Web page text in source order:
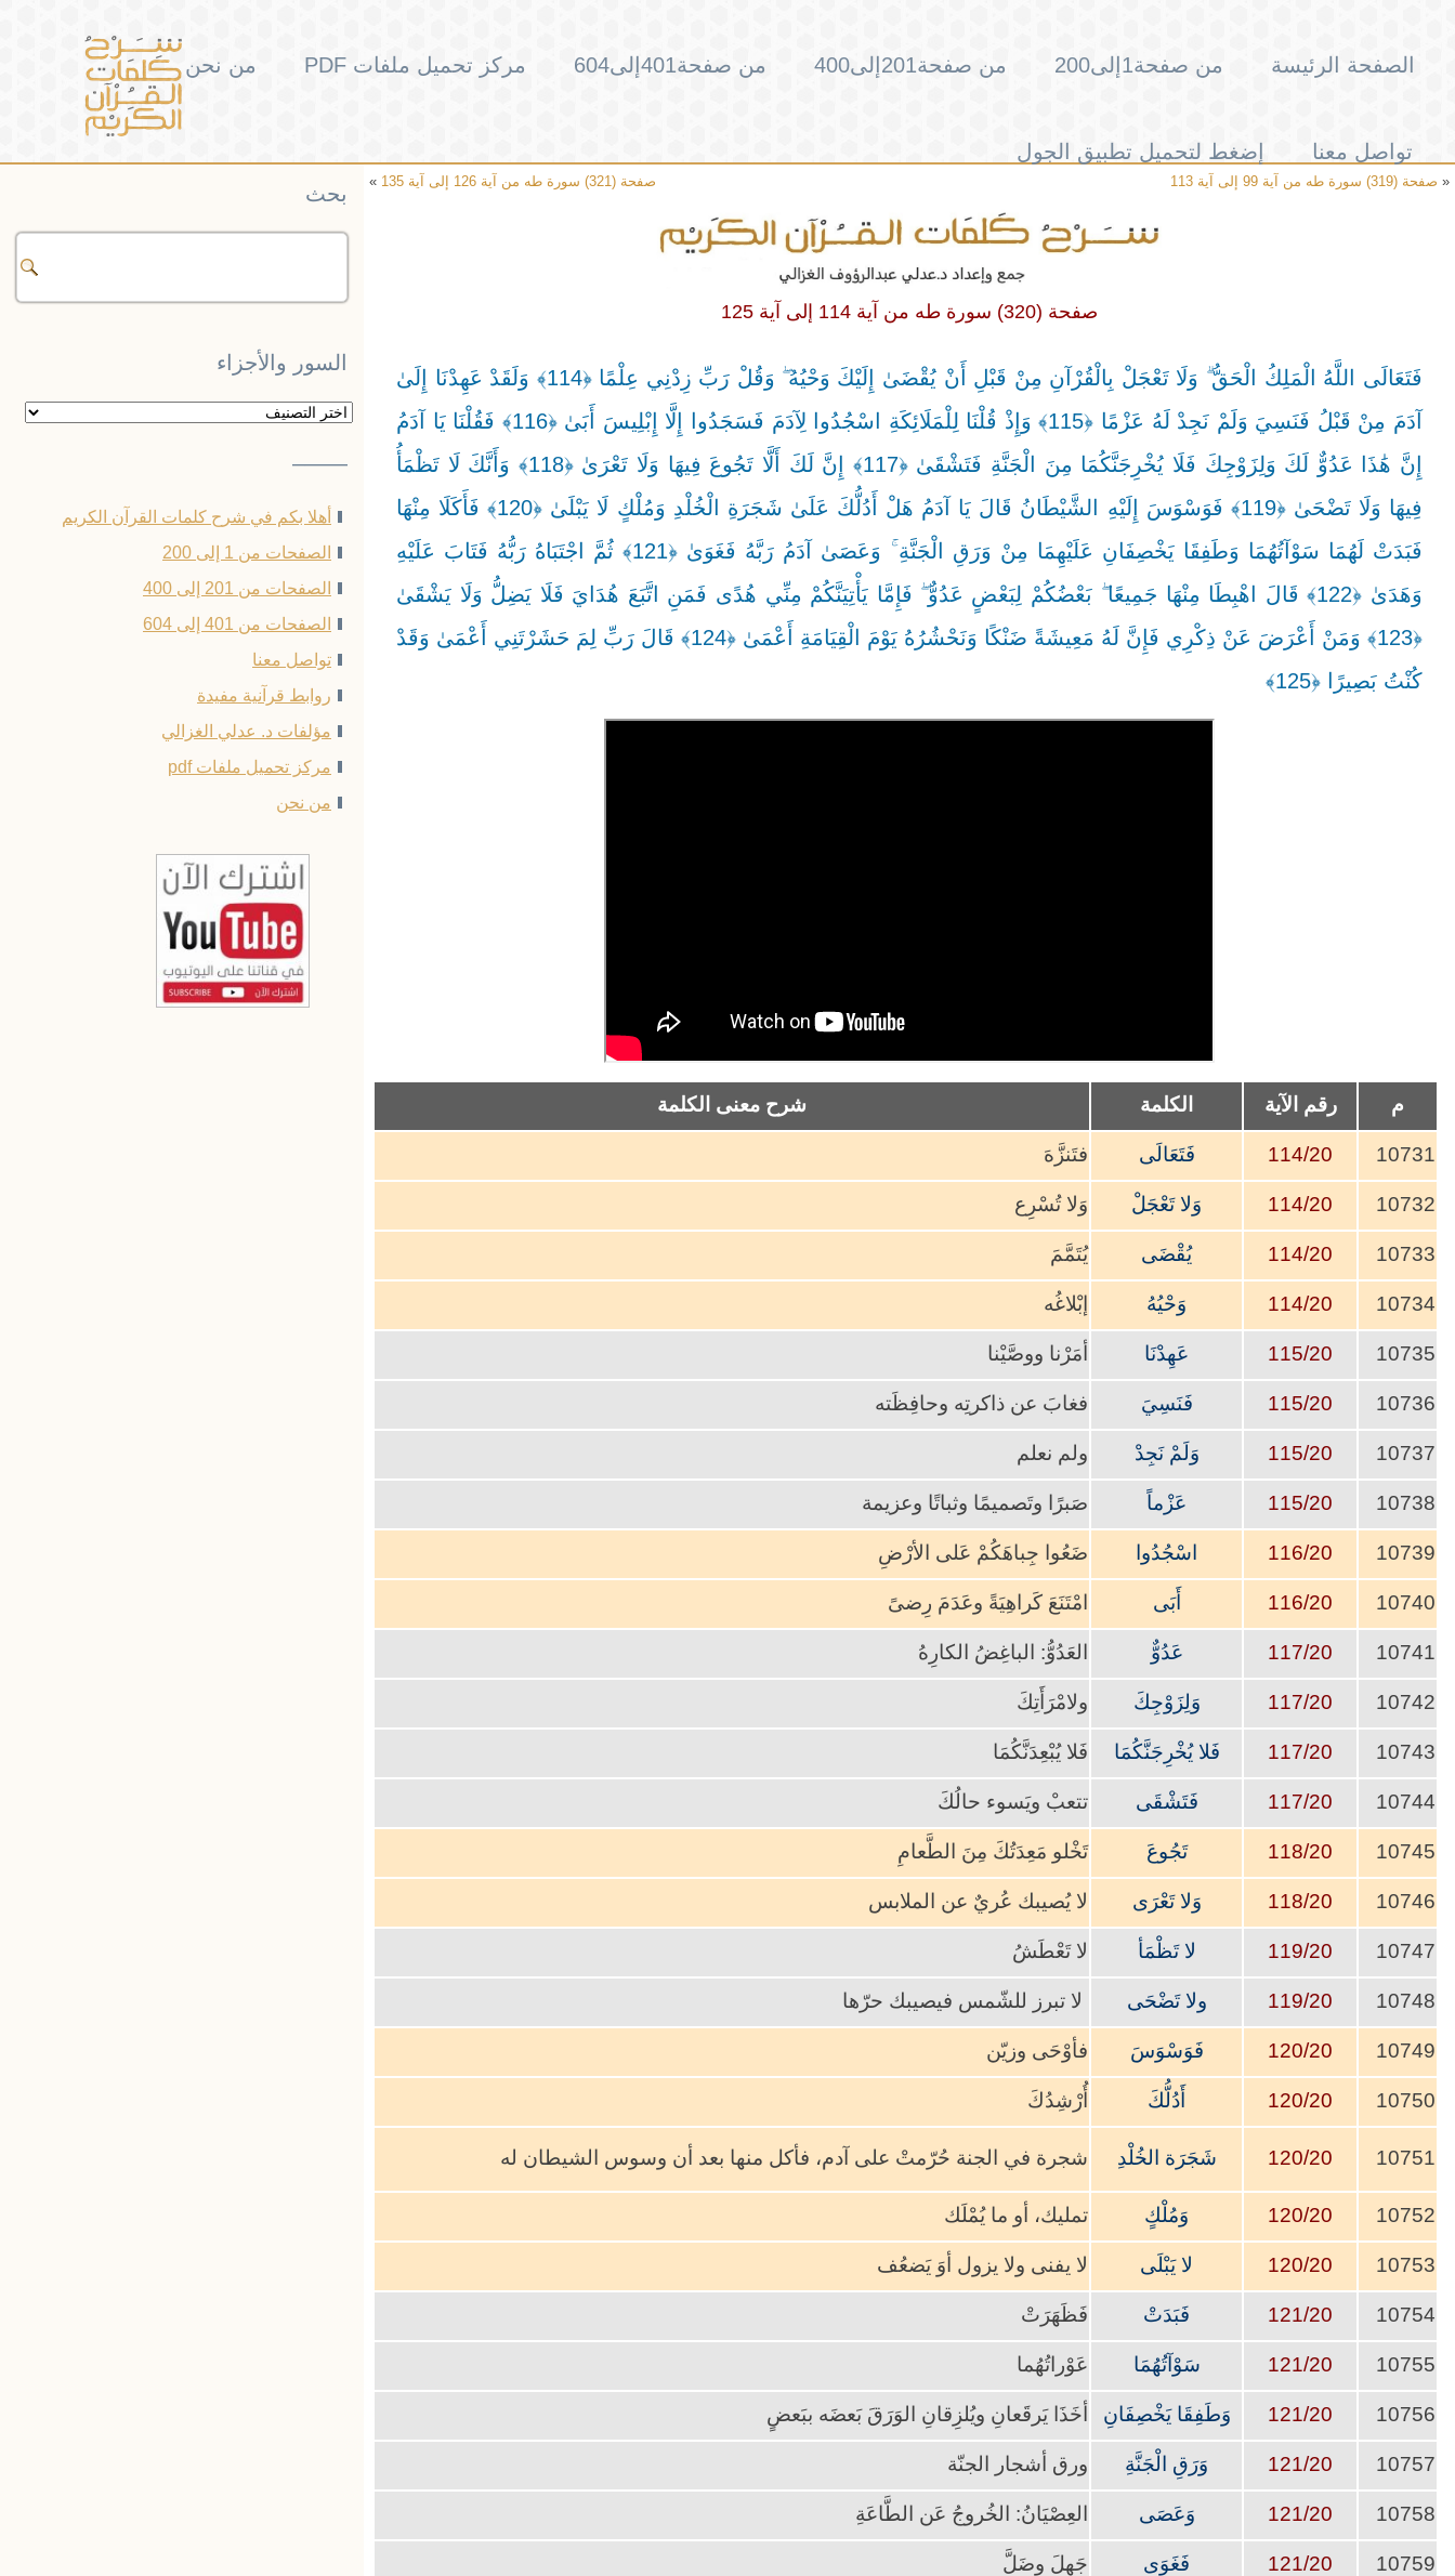
الصفحة الرئيسة من صفحة1إلى200 من صفحة201إلى400 من صفحة401إلى604 مركز تحميل ملفات PDF من نحن
تواصل معنا إضغط لتحميل تطبيق الجول
« صفحة (319) سورة طه من آية 99 إلى آية 113 صفحة (321) سورة طه من آية 126 إلى آية 135 »
صفحة (320) سورة طه من آية 114 إلى آية 125
فَتَعَالَى اللَّهُ الْمَلِكُ الْحَقُّ ۗ وَلَا تَعْجَلْ بِالْقُرْآنِ مِنْ قَبْلِ أَنْ يُقْضَىٰ إِلَيْكَ وَحْيُهُ ۖ وَقُلْ رَبِّ زِدْنِي عِلْمًا ﴿114﴾ وَلَقَدْ عَهِدْنَا إِلَىٰ
آدَمَ مِنْ قَبْلُ فَنَسِيَ وَلَمْ نَجِدْ لَهُ عَزْمًا ﴿115﴾ وَإِذْ قُلْنَا لِلْمَلَائِكَةِ اسْجُدُوا لِآدَمَ فَسَجَدُوا إِلَّا إِبْلِيسَ أَبَىٰ ﴿116﴾ فَقُلْنَا يَا آدَمُ
إِنَّ هَٰذَا عَدُوٌّ لَكَ وَلِزَوْجِكَ فَلَا يُخْرِجَنَّكُمَا مِنَ الْجَنَّةِ فَتَشْقَىٰ ﴿117﴾ إِنَّ لَكَ أَلَّا تَجُوعَ فِيهَا وَلَا تَعْرَىٰ ﴿118﴾ وَأَنَّكَ لَا تَظْمَأُ
فِيهَا وَلَا تَضْحَىٰ ﴿119﴾ فَوَسْوَسَ إِلَيْهِ الشَّيْطَانُ قَالَ يَا آدَمُ هَلْ أَدُلُّكَ عَلَىٰ شَجَرَةِ الْخُلْدِ وَمُلْكٍ لَا يَبْلَىٰ ﴿120﴾ فَأَكَلَا مِنْهَا
فَبَدَتْ لَهُمَا سَوْآتُهُمَا وَطَفِقَا يَخْصِفَانِ عَلَيْهِمَا مِنْ وَرَقِ الْجَنَّةِ ۚ وَعَصَىٰ آدَمُ رَبَّهُ فَغَوَىٰ ﴿121﴾ ثُمَّ اجْتَبَاهُ رَبُّهُ فَتَابَ عَلَيْهِ
وَهَدَىٰ ﴿122﴾ قَالَ اهْبِطَا مِنْهَا جَمِيعًا ۖ بَعْضُكُمْ لِبَعْضٍ عَدُوٌّ ۖ فَإِمَّا يَأْتِيَنَّكُمْ مِنِّي هُدًى فَمَنِ اتَّبَعَ هُدَايَ فَلَا يَضِلُّ وَلَا يَشْقَىٰ
﴿123﴾ وَمَنْ أَعْرَضَ عَنْ ذِكْرِي فَإِنَّ لَهُ مَعِيشَةً ضَنْكًا وَنَحْشُرُهُ يَوْمَ الْقِيَامَةِ أَعْمَىٰ ﴿124﴾ قَالَ رَبِّ لِمَ حَشَرْتَنِي أَعْمَىٰ وَقَدْ
كُنْتُ بَصِيرًا ﴿125﴾
م رقم الآية الكلمة شرح معنى الكلمة
10731
114/20 فَتَعَالَى فتَنزَّهَ
10732
114/20 وَلا تَعْجَلْ وَلا تُسْرِع
10733
114/20 يُقْضَى يُتَمَّمَ
10734
114/20 وَحْيُهُ إبْلاغُه
10735
115/20 عَهِدْنَا أمَرْنا ووصَّيْنا
10736
115/20 فَنَسِيَ فغابَ عن ذاكرتِه وحافِظَته
10737
115/20 وَلَمْ نَجِدْ ولم نعلم
10738
115/20 عَزْماً صَبرًا وتَصميمًا وثباتًا وعزيمة
10739
116/20 اسْجُدُوا ضَعُوا جِباهَكُمْ عَلى الأرْضِ
10740
116/20 أَبَى امْتَنَعَ كَراهِيَةً وعَدَمَ رِضىً
10741
117/20 عَدُوٌّ العَدُوُّ: الباغِضُ الكارِهُ
10742
117/20 وَلِزَوْجِكَ ولامْرَأَتِكَ
10743
117/20 فَلا يُخْرِجَنَّكُمَا فَلا يُبْعِدَنَّكُمَا
10744
117/20 فَتَشْقَى تتعبْ ويَسوء حالُكَ
10745
118/20 تَجُوعَ تَخْلو مَعِدَتُكَ مِنَ الطَّعامِ
10746
118/20 وَلا تَعْرَى لا يُصيبك عُريٌ عن الملابس
10747
119/20 لا تَظْمَأ لا تَعْطَشُ
10748
119/20 ولا تَضْحَى لا تبرز للشّمس فيصيبك حرّها
10749
120/20 فَوَسْوَسَ فأوْحَى وزيّن
10750
120/20 أَدُلُّكَ أُرْشِدُكَ
10751
120/20 شَجَرَة الخُلْدِ شجرة في الجنة حُرّمتْ على آدم، فأكل منها بعد أن وسوس الشيطان له
10752
120/20 وَمُلْكٍ تمليك، أو ما يُمْلَك
10753
120/20 لا يَبْلَى لا يفنى ولا يزول أوَ يَضعُف
10754
121/20 فَبَدَتْ فَظَهَرَتْ
10755
121/20 سَوْآتُهُمَا عَوْراتُهُما
10756
121/20 وَطَفِقَا يَخْصِفَانِ أخَذَا يَرقَعانِ ويُلزِقانِ الوَرَقَ بَعضَه ببَعضٍ
10757
121/20 وَرَقِ الْجَنَّةِ ورق أشجار الجنّة
10758
121/20 وَعَصَى العِصْيَانُ: الخُروجُ عَن الطَّاعَةِ
10759
121/20 فَغَوَى جَهِلَ وضَلَّ
بحث
السور والأجزاء
السور
——–
أهلا بكم في شرح كلمات القرآن الكريم
الصفحات من 1 إلى 200
الصفحات من 201 إلى 400
الصفحات من 401 إلى 604
تواصل معنا
روابط قرآنية مفيدة
مؤلفات د. عدلي الغزالي
مركز تحميل ملفات pdf
من نحن